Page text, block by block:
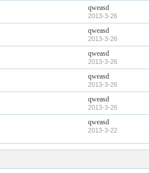
qweasd
2013-3-26
qweasd
2013-3-26
qweasd
2013-3-26
qweasd
2013-3-26
qweasd
2013-3-26
qweasd
2013-3-22